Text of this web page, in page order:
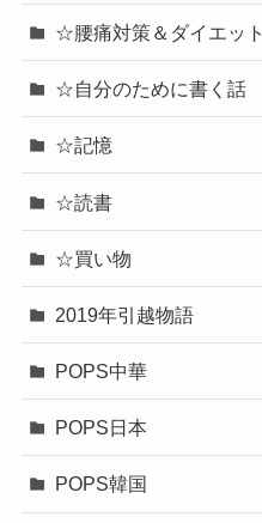
☆腰痛対策＆ダイエット
☆自分のために書く話
☆記憶
☆読書
☆買い物
2019年引越物語
POPS中華
POPS日本
POPS韓国